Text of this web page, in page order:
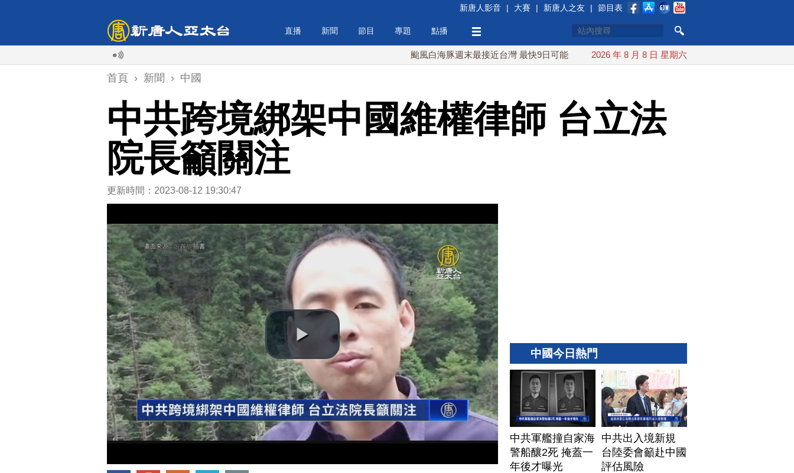
新唐人影音 | 大賽 | 新唐人之友 | 節目表
直播 新聞 節目 專題 點播
颱風白海豚週末最接近台灣 最快9日可能登陸中國 台灣漢光首結合城鎮演習 AIT連續發文讚「韌性台
2026 年 8 月 8 日 星期六
首頁 › 新聞 › 中國
中共跨境綁架中國維權律師 台立法
院長籲關注
更新時間：2023-08-12 19:30:47
中國今日熱門
中共軍艦撞自家海
警船釀2死 掩蓋一
年後才曝光
中共出入境新規
台陸委會籲赴中國
評估風險